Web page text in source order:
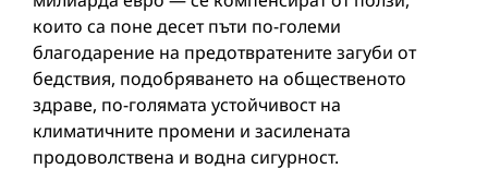
които са поне десет пъти по-големи
благодарение на предотвратените загуби от
бедствия, подобряването на общественото
здраве, по-голямата устойчивост на
климатичните промени и засилената
продоволствена и водна сигурност.